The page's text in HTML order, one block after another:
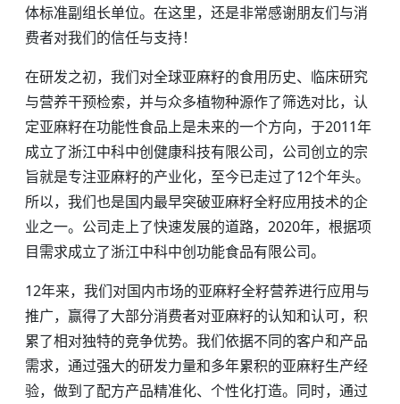
体标准副组长单位。在这里，还是非常感谢朋友们与消
费者对我们的信任与支持！
在研发之初，我们对全球亚麻籽的食用历史、临床研究
与营养干预检索，并与众多植物种源作了筛选对比，认
定亚麻籽在功能性食品上是未来的一个方向，于2011年
成立了浙江中科中创健康科技有限公司，公司创立的宗
旨就是专注亚麻籽的产业化，至今已走过了12个年头。
所以，我们也是国内最早突破亚麻籽全籽应用技术的企
业之一。公司走上了快速发展的道路，2020年，根据项
目需求成立了浙江中科中创功能食品有限公司。
12年来，我们对国内市场的亚麻籽全籽营养进行应用与
推广，赢得了大部分消费者对亚麻籽的认知和认可，积
累了相对独特的竞争优势。我们依据不同的客户和产品
需求，通过强大的研发力量和多年累积的亚麻籽生产经
验，做到了配方产品精准化、个性化打造。同时，通过